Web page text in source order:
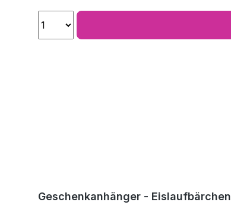
Geschenkanhänger - Eislaufbärchen